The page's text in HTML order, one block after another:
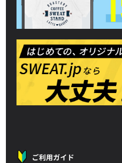
ご利用ガイド